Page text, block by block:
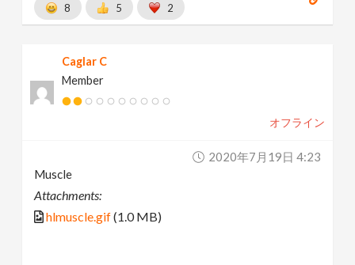
8 5 2
Caglar C
Member
オフライン
2020年7月19日 4:23
Muscle
Attachments:
hlmuscle.gif(1.0 MB)